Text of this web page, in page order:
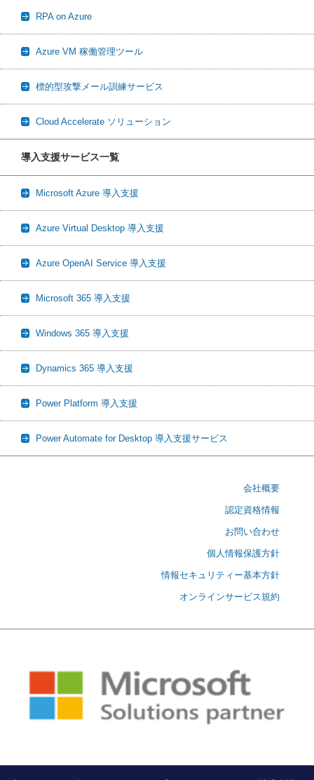
RPA on Azure
Azure VM 稼働管理ツール
標的型攻撃メール訓練サービス
Cloud Accelerate ソリューション
導入支援サービス一覧
Microsoft Azure 導入支援
Azure Virtual Desktop 導入支援
Azure OpenAI Service 導入支援
Microsoft 365 導入支援
Windows 365 導入支援
Dynamics 365 導入支援
Power Platform 導入支援
Power Automate for Desktop 導入支援サービス
会社概要
認定資格情報
お問い合わせ
個人情報保護方針
情報セキュリティー基本方針
オンラインサービス規約